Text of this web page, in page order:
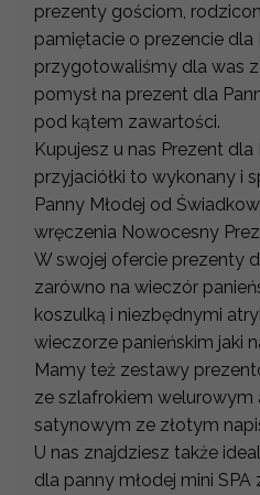
prezenty gościom,
pamiętacie o prezencie dla
przygotowaliśmy dla was
pomysł na prezent dla
pod kątem zawartości.
Kupujesz u nas Prezent dla
przyjaciółki to wykonany i
Panny Młodej od
wręczenia Nowocesny
W swojej ofercie prezenty
zarówno na wieczór
koszulką i niezbędnymi
wieczorze panieńskim jaki
Mamy też zestawy
ze szlafrokiem welurowym
satynowym ze złotym
U nas znajdziesz także
dla panny młodej mini